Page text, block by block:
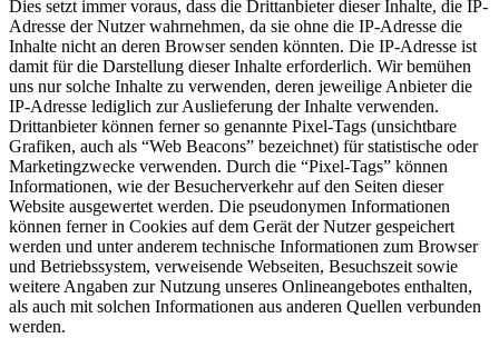
Dies setzt immer voraus, dass die Drittanbieter dieser Inhalte, die IP-
Adresse der Nutzer wahrnehmen, da sie ohne die IP-Adresse die
Inhalte nicht an deren Browser senden könnten. Die IP-Adresse ist
damit für die Darstellung dieser Inhalte erforderlich. Wir bemühen
uns nur solche Inhalte zu verwenden, deren jeweilige Anbieter die
IP-Adresse lediglich zur Auslieferung der Inhalte verwenden.
Drittanbieter können ferner so genannte Pixel-Tags (unsichtbare
Grafiken, auch als “Web Beacons” bezeichnet) für statistische oder
Marketingzwecke verwenden. Durch die “Pixel-Tags” können
Informationen, wie der Besucherverkehr auf den Seiten dieser
Website ausgewertet werden. Die pseudonymen Informationen
können ferner in Cookies auf dem Gerät der Nutzer gespeichert
werden und unter anderem technische Informationen zum Browser
und Betriebssystem, verweisende Webseiten, Besuchszeit sowie
weitere Angaben zur Nutzung unseres Onlineangebotes enthalten,
als auch mit solchen Informationen aus anderen Quellen verbunden
werden.